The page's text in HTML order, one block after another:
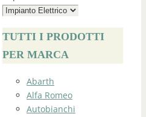
TUTTI I PRODOTTI
PER MARCA
Abarth
Alfa Romeo
Autobianchi